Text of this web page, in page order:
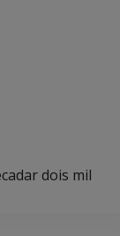
dois mil